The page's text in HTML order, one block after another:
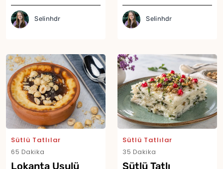
Tarifi
Selinhdr Selinhdr
Sütlü Tatlılar
65 Dakika
Lokanta Usulü
Sütlü Tatlılar
35 Dakika
Sütlü Tatlı